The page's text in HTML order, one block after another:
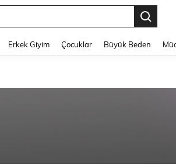
Erkek Giyim Çocuklar Büyük Beden